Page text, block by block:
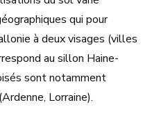
qui pour
à deux visages (villes
au sillon Haine-
sont notamment
Lorraine).